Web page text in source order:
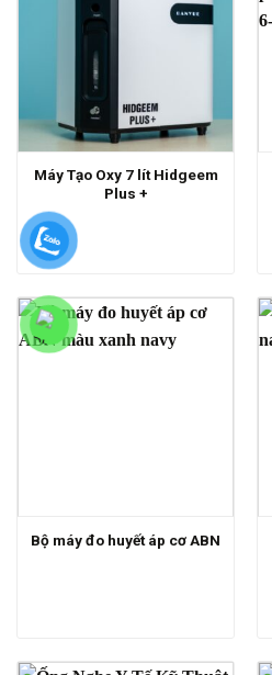
Máy Tạo Oxy 7 lít Hidgeem
Plus +
Bộ máy đo huyết áp cơ ABN